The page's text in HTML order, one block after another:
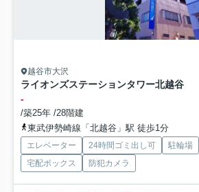
越谷市大沢
ライオンズステーションタワー北越谷
-
/築25年 /28階建
東武伊勢崎線「北越谷」駅 徒歩1分
エレベーター 24時間ゴミ出し可 駐輪場
宅配ボックス
防犯カメラ